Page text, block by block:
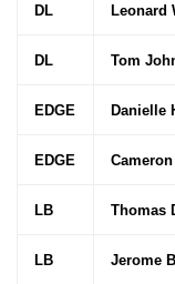
DL Leonard
DL Tom
EDGE Danielle
EDGE
LB Thomas
LB Jerome